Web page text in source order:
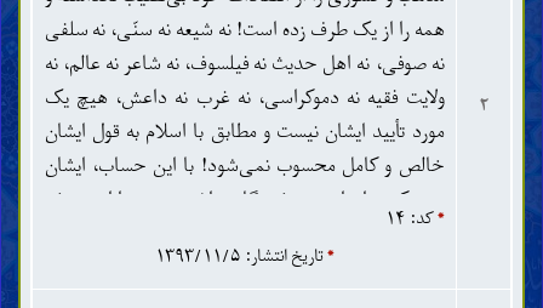
هرحال چی طرح رنگه‌ای که دارد این کتاب!
ریشه قرآنی دارد ...
۲
همه را از یک طرف زده است! نه شیعه نه سنّی، نه سلفی
نه صوفی، نه اهل حدیث نه فیلسوف، نه شاعر نه عالم، نه
ولایت فقیه نه دموکراسی، نه غرب نه داعش، هیچ یک
مورد تأیید ایشان نیست و مطابق با اسلام به قول ایشان
خالص و کامل محسوب نمی‌شود! با این حساب، ایشان
هیچ کس را برای خودش نگاه نداشته و همه را از خودش
رنجانده است! معلوم است که مسلمانان دنیا یا آن طرفی
هستند و یا این طرفی و ایشان هر دو طرف را کوبیده است!
*کد: ۱۴
*تاریخ انتشار: ۱۳۹۳/۱۱/۵